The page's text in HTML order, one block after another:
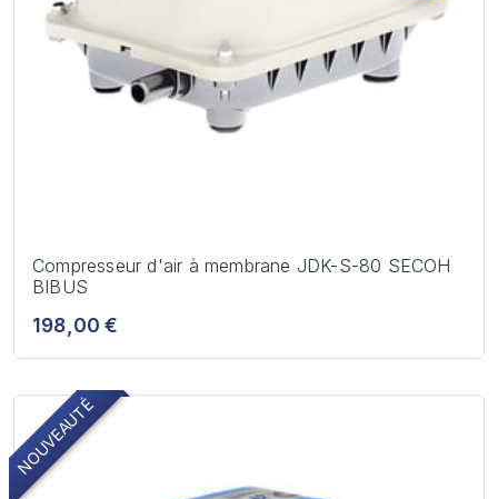
Compresseur d'air à membrane JDK-S-80 SECOH
BIBUS
198,00 €
NOUVEAUTÉ